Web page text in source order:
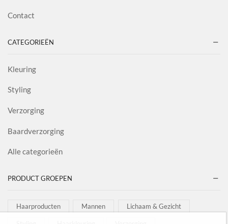
Contact
CATEGORIEËN
Kleuring
Styling
Verzorging
Baardverzorging
Alle categorieën
PRODUCT GROEPEN
Haarproducten Mannen Lichaam & Gezicht